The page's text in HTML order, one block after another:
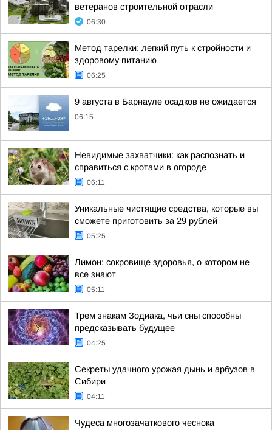
ветеранов строительной отрасли
06:30
Метод тарелки: легкий путь к стройности и
здоровому питанию
06:25
9 августа в Барнауле осадков не ожидается
06:15
Невидимые захватчики: как распознать и
справиться с кротами в огороде
06:11
Уникальные чистящие средства, которые вы
сможете приготовить за 29 рублей
05:25
Лимон: сокровище здоровья, о котором не
все знают
05:11
Трем знакам Зодиака, чьи сны способны
предсказывать будущее
04:25
Секреты удачного урожая дынь и арбузов в
Сибири
04:11
Чудеса многозачаткового чеснока